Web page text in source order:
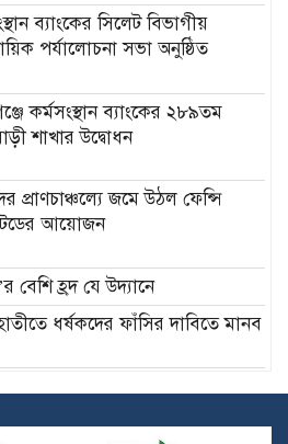
ব্যাংকের সিলেট বিভাগীয়
পর্যালোচনা সভা অনুষ্ঠিত
কর্মসংস্থান ব্যাংকের ২৮৯তম
শাখার উদ্বোধন
প্রাণচাঞ্চল্যে জমে উঠল ফেন্সি
আয়োজন
বেশি হ্রদ যে উদ্যানে
ধর্ষকদের ফাঁসির দাবিতে মানব